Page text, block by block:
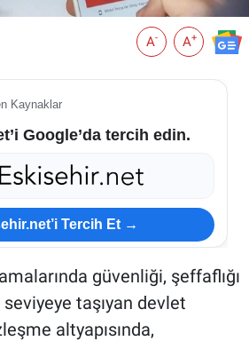
A- A+
Kaynaklar
Google’da tercih edin.
Tercih Et →
güvenliği, şeffaflığı
seviyeye taşıyan devlet
altyapısında,